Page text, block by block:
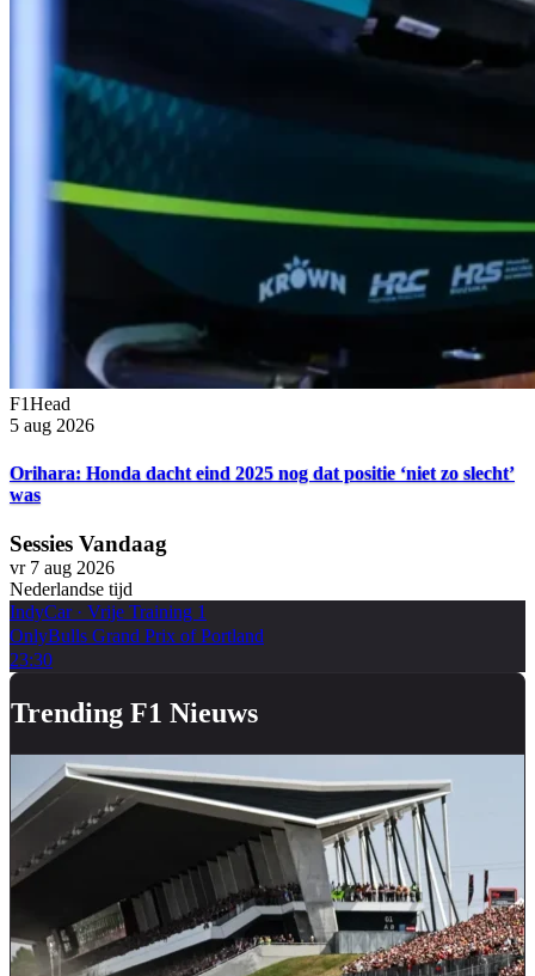
F1Head
5 aug 2026
Orihara: Honda dacht eind 2025 nog dat positie ‘niet zo slecht’
was
Sessies Vandaag
vr 7 aug 2026
Nederlandse tijd
IndyCar· Vrije Training 1
OnlyBulls Grand Prix of Portland
23:30
Trending F1 Nieuws